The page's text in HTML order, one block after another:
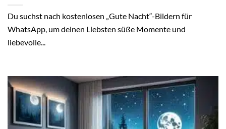
Du suchst nach kostenlosen „Gute Nacht“-Bildern für
WhatsApp, um deinen Liebsten süße Momente und
liebevolle...